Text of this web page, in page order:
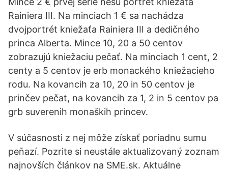
Rainiera III. Na minciach 1 € sa nachádza
dvojportrét kniežaťa Rainiera III a dedičného
princa Alberta. Mince 10, 20 a 50 centov
zobrazujú kniežaciu pečať. Na minciach 1 cent, 2
centy a 5 centov je erb monackého kniežacieho
rodu. Na kovancih za 10, 20 in 50 centov je
prinčev pečat, na kovancih za 1, 2 in 5 centov pa
grb suverenih monaških princev.
V súčasnosti z nej môže získať poriadnu sumu
peňazí. Pozrite si neustále aktualizovaný zoznam
najnovších článkov na SME.sk. Aktuálne